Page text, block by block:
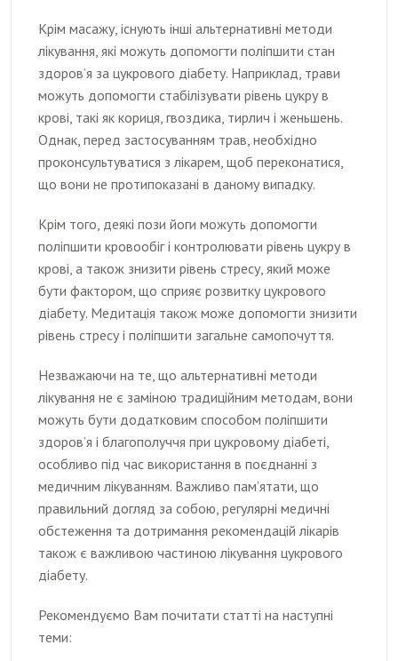
Крім масажу, існують інші альтернативні методи
лікування, які можуть допомогти поліпшити стан
здоров’я за цукрового діабету. Наприклад, трави
можуть допомогти стабілізувати рівень цукру в
крові, такі як кориця, гвоздика, тирлич і женьшень.
Однак, перед застосуванням трав, необхідно
проконсультуватися з лікарем, щоб переконатися,
що вони не протипоказані в даному випадку.
Крім того, деякі пози йоги можуть допомогти
поліпшити кровообіг і контролювати рівень цукру в
крові, а також знизити рівень стресу, який може
бути фактором, що сприяє розвитку цукрового
діабету. Медитація також може допомогти знизити
рівень стресу і поліпшити загальне самопочуття.
Незважаючи на те, що альтернативні методи
лікування не є заміною традиційним методам, вони
можуть бути додатковим способом поліпшити
здоров’я і благополуччя при цукровому діабеті,
особливо під час використання в поєднанні з
медичним лікуванням. Важливо пам’ятати, що
правильний догляд за собою, регулярні медичні
обстеження та дотримання рекомендацій лікарів
також є важливою частиною лікування цукрового
діабету.
Рекомендуємо Вам почитати статті на наступні
теми: